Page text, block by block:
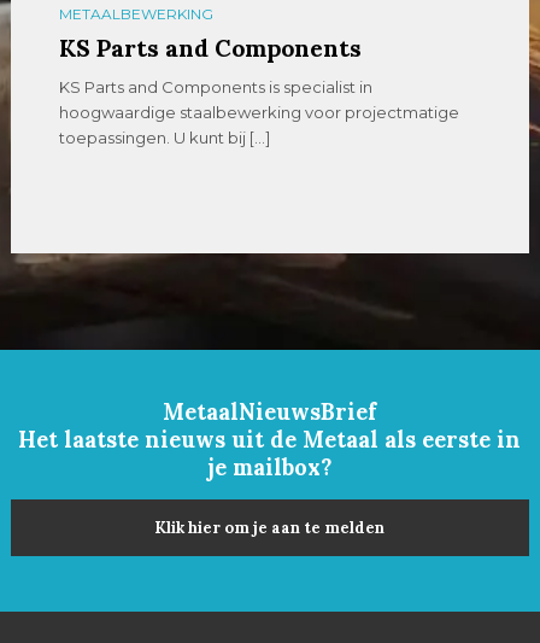
METAALBEWERKING
KS Parts and Components
KS Parts and Components is specialist in
hoogwaardige staalbewerking voor projectmatige
toepassingen. U kunt bij […]
MetaalNieuwsBrief
Het laatste nieuws uit de Metaal als eerste in
je mailbox?
Klik hier om je aan te melden